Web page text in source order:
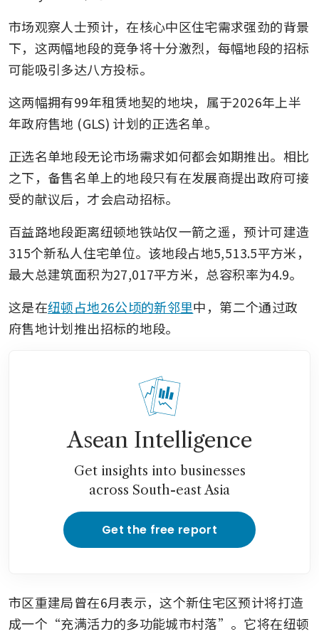
市场观察人士预计，在核心中区住宅需求强劲的背景
下，这两幅地段的竞争将十分激烈，每幅地段的招标
可能吸引多达八方投标。
这两幅拥有99年租赁地契的地块，属于2026年上半
年政府售地 (GLS) 计划的正选名单。
正选名单地段无论市场需求如何都会如期推出。相比
之下，备售名单上的地段只有在发展商提出政府可接
受的献议后，才会启动招标。
百益路地段距离纽顿地铁站仅一箭之遥，预计可建造
315个新私人住宅单位。该地段占地5,513.5平方米，
最大总建筑面积为27,017平方米，总容积率为4.9。
这是在纽顿占地26公顷的新邻里中，第二个通过政
府售地计划推出招标的地段。
Asean Intelligence
Get insights into businesses
across South-east Asia
Get the free report
市区重建局曾在6月表示，这个新住宅区预计将打造
成一个“充满活力的多功能城市村落”。它将在纽顿